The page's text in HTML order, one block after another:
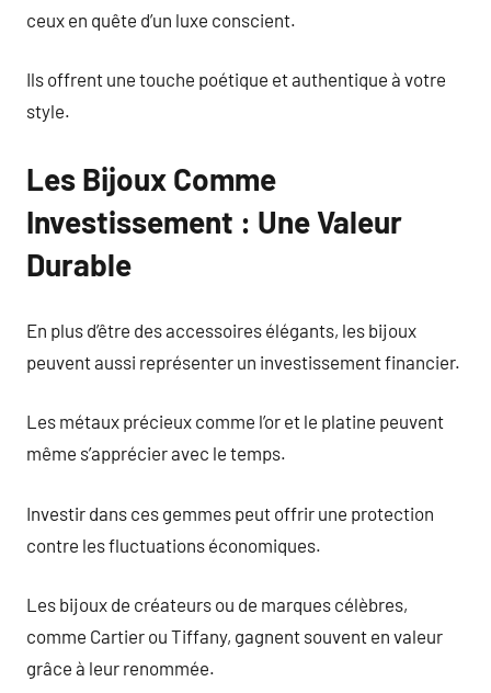
ceux en quête d’un luxe conscient.
Ils offrent une touche poétique et authentique à votre
style.
Les Bijoux Comme
Investissement : Une Valeur
Durable
En plus d’être des accessoires élégants, les bijoux
peuvent aussi représenter un investissement financier.
Les métaux précieux comme l’or et le platine peuvent
même s’apprécier avec le temps.
Investir dans ces gemmes peut offrir une protection
contre les fluctuations économiques.
Les bijoux de créateurs ou de marques célèbres,
comme Cartier ou Tiffany, gagnent souvent en valeur
grâce à leur renommée.